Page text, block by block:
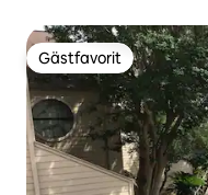
Gästfavorit
Gästfavorit